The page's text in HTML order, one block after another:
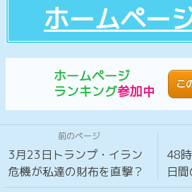
ホームペー
ホームページ
ランキング参加中 こ
前のページ
3月23日トランプ・イラン
危機が私達の財布を直撃？
48
日